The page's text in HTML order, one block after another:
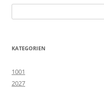
nach:
KATEGORIEN
1001
2027